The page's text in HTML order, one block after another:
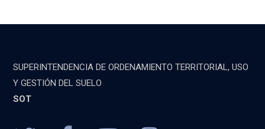
SUPERINTENDENCIA DE ORDENAMIENTO TERRITORIAL, USO
Y GESTIÓN DEL SUELO
SOT